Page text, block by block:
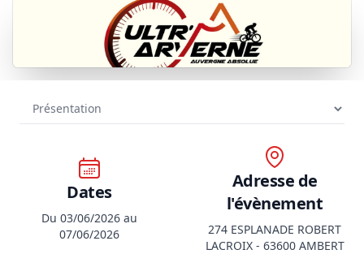
Dates
Du 03/06/2026 au
07/06/2026
Adresse de
l'évènement
274 ESPLANADE ROBERT
LACROIX - 63600 AMBERT